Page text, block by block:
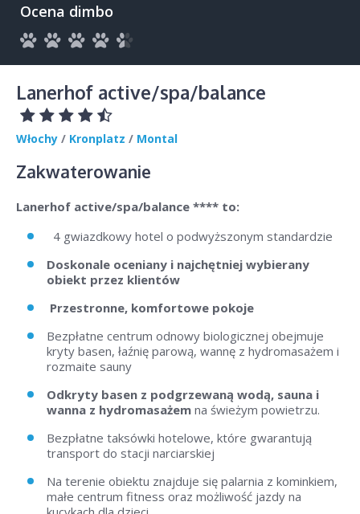
Ocena dimbo
Lanerhof active/spa/balance
Włochy / Kronplatz / Montal
Zakwaterowanie
Lanerhof active/spa/balance **** to:
4 gwiazdkowy hotel o podwyższonym standardzie
Doskonale oceniany i najchętniej wybierany
obiekt przez klientów
Przestronne, komfortowe pokoje
Bezpłatne centrum odnowy biologicznej obejmuje
kryty basen, łaźnię parową, wannę z hydromasażem i
rozmaite sauny
Odkryty basen z podgrzewaną wodą, sauna i
wanna z hydromasażem na świeżym powietrzu.
Bezpłatne taksówki hotelowe, które gwarantują
transport do stacji narciarskiej
Na terenie obiektu znajduje się palarnia z kominkiem,
małe centrum fitness oraz możliwość jazdy na